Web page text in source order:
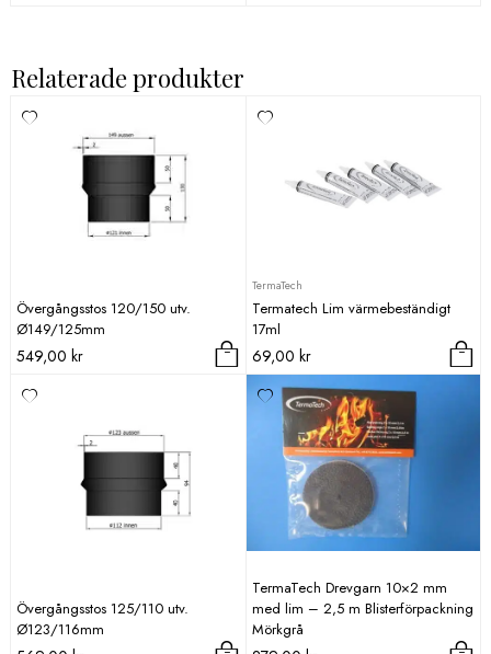
flera
varianter.
alternativen
produktsidan
Relaterade produkter
Övergångsstos 120/150 utv.
Ø149/125mm
549,00 kr
TermaTech
Termatech Lim värmebeständigt
17ml
69,00 kr
Övergångsstos 125/110 utv.
Ø123/116mm
TermaTech Drevgarn 10×2 mm
med lim – 2,5 m Blisterförpackning
Mörkgrå